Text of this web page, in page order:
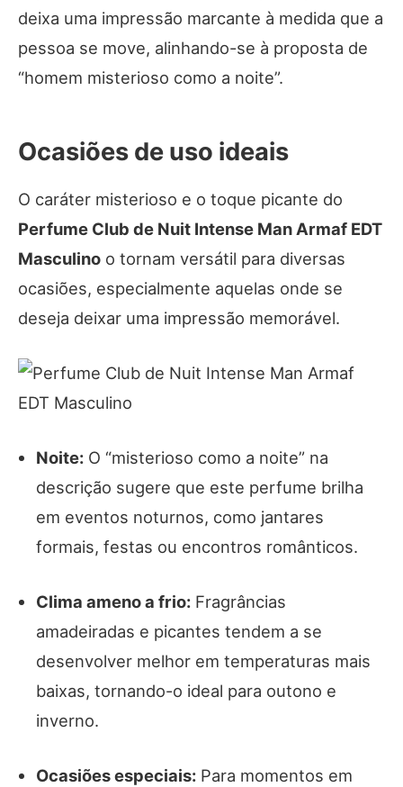
deixa uma impressão marcante à medida que a
pessoa se move, alinhando-se à proposta de
“homem misterioso como a noite”.
Ocasiões de uso ideais
O caráter misterioso e o toque picante do
Perfume Club de Nuit Intense Man Armaf EDT
Masculino o tornam versátil para diversas
ocasiões, especialmente aquelas onde se
deseja deixar uma impressão memorável.
Noite: O “misterioso como a noite” na
descrição sugere que este perfume brilha
em eventos noturnos, como jantares
formais, festas ou encontros românticos.
Clima ameno a frio: Fragrâncias
amadeiradas e picantes tendem a se
desenvolver melhor em temperaturas mais
baixas, tornando-o ideal para outono e
inverno.
Ocasiões especiais: Para momentos em